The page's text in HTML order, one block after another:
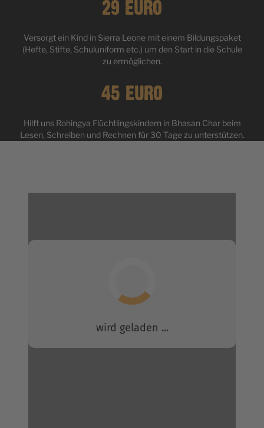
29 EURO
Versorgt ein Kind in Sierra Leone mit einem Bildungspaket
(Hefte, Stifte, Schuluniform etc.) um den Start in die Schule
zu ermöglichen.
45 EURO
Hilft uns Rohingya Flüchtlingskindern in Bhasan Char beim
Lesen, Schreiben und Rechnen für 30 Tage zu unterstützen.